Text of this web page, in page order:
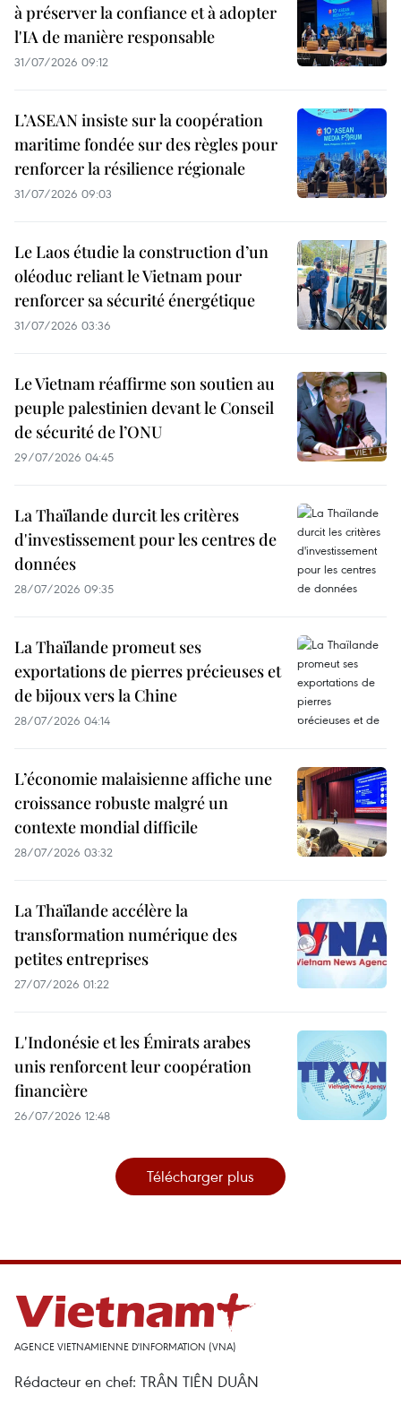
à préserver la confiance et à adopter
l'IA de manière responsable
31/07/2026 09:12
L’ASEAN insiste sur la coopération
maritime fondée sur des règles pour
renforcer la résilience régionale
31/07/2026 09:03
Le Laos étudie la construction d’un
oléoduc reliant le Vietnam pour
renforcer sa sécurité énergétique
31/07/2026 03:36
Le Vietnam réaffirme son soutien au
peuple palestinien devant le Conseil
de sécurité de l’ONU
29/07/2026 04:45
La Thaïlande durcit les critères
d'investissement pour les centres de
données
28/07/2026 09:35
La Thaïlande promeut ses
exportations de pierres précieuses et
de bijoux vers la Chine
28/07/2026 04:14
L’économie malaisienne affiche une
croissance robuste malgré un
contexte mondial difficile
28/07/2026 03:32
La Thaïlande accélère la
transformation numérique des
petites entreprises
27/07/2026 01:22
L'Indonésie et les Émirats arabes
unis renforcent leur coopération
financière
26/07/2026 12:48
Télécharger plus
AGENCE VIETNAMIENNE D'INFORMATION (VNA)
Rédacteur en chef: TRÂN TIÊN DUÂN